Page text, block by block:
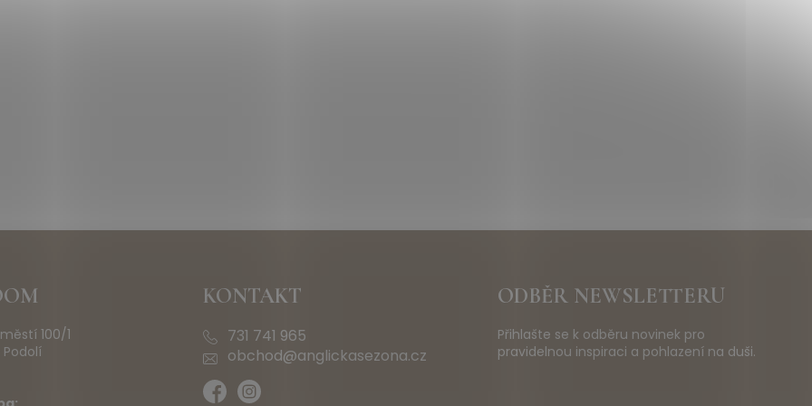
100/1
KONTAKT
731 741 965
obchod@anglickasezona.cz
ODBĚR NEWSLETTERU
Přihlašte se k odběru novinek pro
pravidelnou inspiraci a pohlazení na duši.